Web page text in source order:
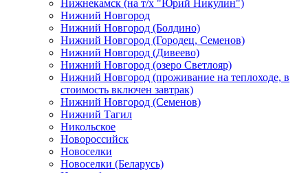
Нижнекамск (на т/х "Юрий Никулин")
Нижний Новгород
Нижний Новгород (Болдино)
Нижний Новгород (Городец, Семенов)
Нижний Новгород (Дивеево)
Нижний Новгород (озеро Светлояр)
Нижний Новгород (проживание на теплоходе, в
стоимость включен завтрак)
Нижний Новгород (Семенов)
Нижний Тагил
Никольское
Новороссийск
Новоселки
Новоселки (Беларусь)